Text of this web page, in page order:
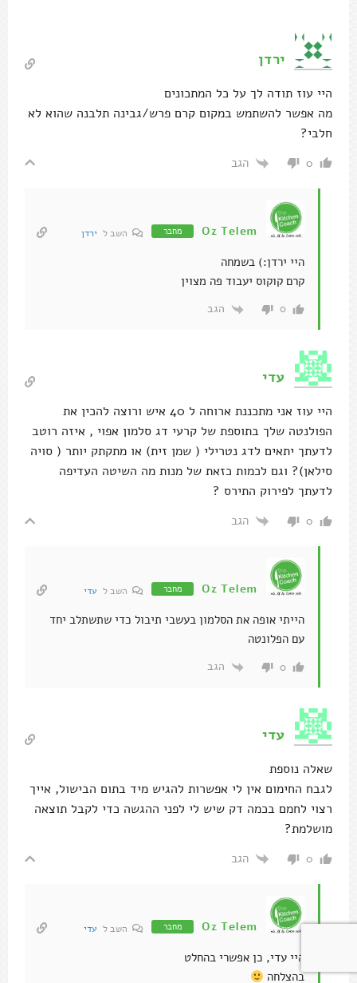
ירדן
היי עוז תודה לך על כל המתכונים
מה אפשר להשתמש במקום קרם פרש/גבינה תלבנה שהוא לא
חלבי?
0 הגב
Oz Telem מחבר השב ל ירדן
היי ירדן:) בשמחה
קרם קוקוס יעבוד פה מצוין
0 הגב
עדי
היי עוז אני מתכננת ארוחה ל 40 איש ורוצה להכין את
הפולנטה שלך בתוספת של קרעי דג סלמון אפוי , איזה רוטב
לדעתך יתאים לדג נטרילי ( שמן זית) או מתקתק יותר ( סויה
סילאן)? וגם לכמות כזאת של מנות מה השיטה העדיפה
לדעתך לפירוק התירס ?
0 הגב
Oz Telem מחבר השב ל עדי
הייתי אופה את הסלמון בעשבי תיבול כדי שתשתלב יחד
עם הפלונטה
0 הגב
עדי
שאלה נוספת
לגבח החימום אין לי אפשרות להגיש מיד בתום הבישול, אייך
רצוי לחמם בכמה דק שיש לי לפני ההגשה כדי לקבל תוצאה
מושלמת?
0 הגב
Oz Telem מחבר השב ל עדי
היי עדי, כן אפשרי בהחלט
בהצלחה